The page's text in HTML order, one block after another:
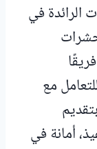
الرائدة في
مع
أمانة في